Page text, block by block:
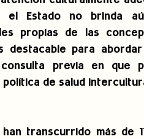
el Estado no brinda
propias de las
destacable para
previa en que
política de salud
han transcurrido más de